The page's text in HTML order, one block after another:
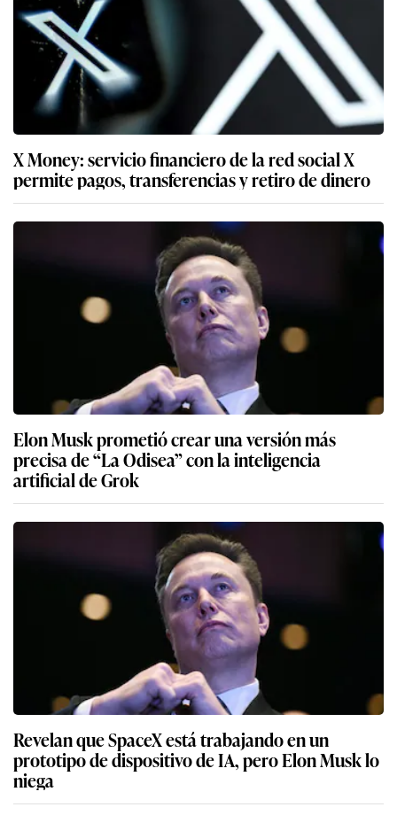
X Money: servicio financiero de la red social X
permite pagos, transferencias y retiro de dinero
Elon Musk prometió crear una versión más
precisa de “La Odisea” con la inteligencia
artificial de Grok
Revelan que SpaceX está trabajando en un
prototipo de dispositivo de IA, pero Elon Musk lo
niega